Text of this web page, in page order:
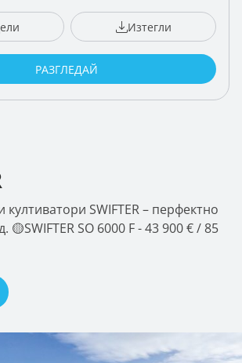
Изтегли
РАЗГЛЕДАЙ
SWIFTER – перфектно
🟡SWIFTER SO 6000 F - 43 900 € / 85